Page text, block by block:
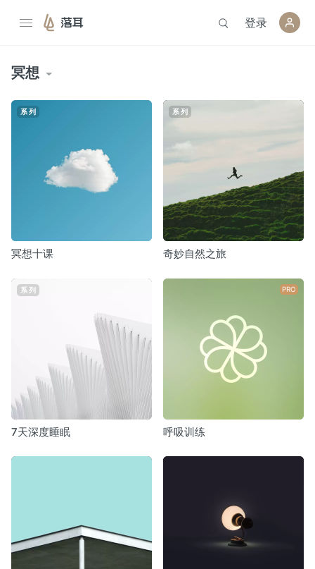
落耳 登录
冥想
系列
冥想十课
系列
奇妙自然之旅
系列
7天深度睡眠
PRO
呼吸训练